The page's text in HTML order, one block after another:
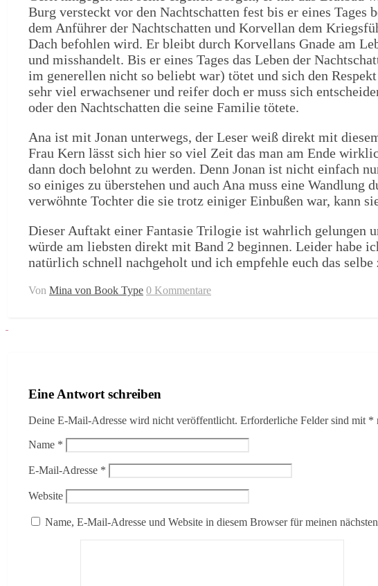
Burg versteckt vor den Nachtschatten fest bis er eines Tages
dem Anführer der Nachtschatten und Korvellan dem
Dach befohlen wird. Er bleibt durch Korvellans Gnade am
und misshandelt. Bis er eines Tages das Leben der
im generellen nicht so beliebt war) tötet und sich den
sehr viel erwachsener und reifer doch er muss sich
oder den Nachtschatten die seine Familie tötete.
Ana ist mit Jonan unterwegs, der Leser weiß direkt mit
Frau Kern lässt sich hier so viel Zeit das man am Ende
dann doch belohnt zu werden. Denn Jonan ist nicht einfach
so einiges zu überstehen und auch Ana muss eine Wandlung
verwöhnte Tochter die sie trotz einiger Einbußen war, kann
Dieser Auftakt einer Fantasie Trilogie ist wahrlich gelungen
würde am liebsten direkt mit Band 2 beginnen. Leider habe
natürlich schnell nachgeholt und ich empfehle euch das selbe
Von Mina von Book Type 0 Kommentare
Eine Antwort schreiben
Deine E-Mail-Adresse wird nicht veröffentlicht. Erforderliche Felder sind mit *
Name *
E-Mail-Adresse *
Website
Name, E-Mail-Adresse und Website in diesem Browser für meinen